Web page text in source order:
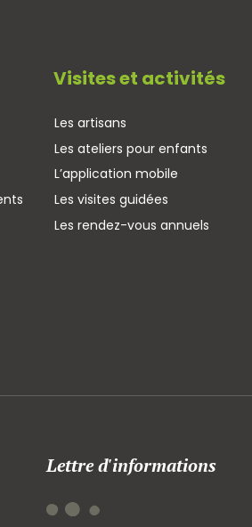
Visites et activités
Les artisans
Les ateliers pour enfants
L’application mobile
Les visites guidées
Les rendez-vous annuels
Lettre d'informations